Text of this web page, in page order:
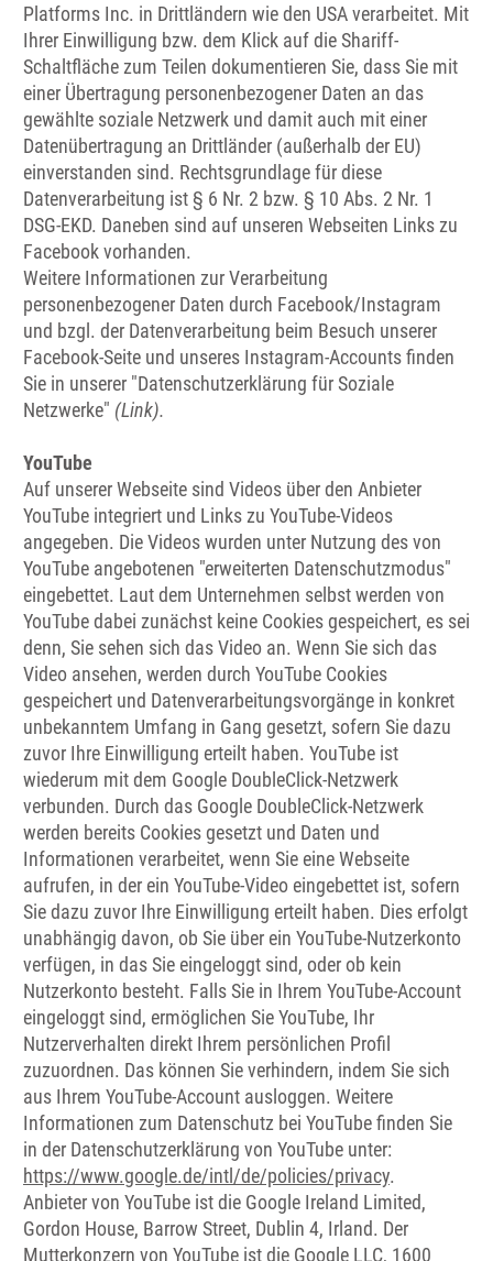
Platforms Inc. in Drittländern wie den USA verarbeitet. Mit
Ihrer Einwilligung bzw. dem Klick auf die Shariff-
Schaltfläche zum Teilen dokumentieren Sie, dass Sie mit
einer Übertragung personenbezogener Daten an das
gewählte soziale Netzwerk und damit auch mit einer
Datenübertragung an Drittländer (außerhalb der EU)
einverstanden sind. Rechtsgrundlage für diese
Datenverarbeitung ist § 6 Nr. 2 bzw. § 10 Abs. 2 Nr. 1
DSG-EKD. Daneben sind auf unseren Webseiten Links zu
Facebook vorhanden.
Weitere Informationen zur Verarbeitung
personenbezogener Daten durch Facebook/Instagram
und bzgl. der Datenverarbeitung beim Besuch unserer
Facebook-Seite und unseres Instagram-Accounts finden
Sie in unserer "Datenschutzerklärung für Soziale
Netzwerke" (Link).
YouTube
Auf unserer Webseite sind Videos über den Anbieter
YouTube integriert und Links zu YouTube-Videos
angegeben. Die Videos wurden unter Nutzung des von
YouTube angebotenen "erweiterten Datenschutzmodus"
eingebettet. Laut dem Unternehmen selbst werden von
YouTube dabei zunächst keine Cookies gespeichert, es sei
denn, Sie sehen sich das Video an. Wenn Sie sich das
Video ansehen, werden durch YouTube Cookies
gespeichert und Datenverarbeitungsvorgänge in konkret
unbekanntem Umfang in Gang gesetzt, sofern Sie dazu
zuvor Ihre Einwilligung erteilt haben. YouTube ist
wiederum mit dem Google DoubleClick-Netzwerk
verbunden. Durch das Google DoubleClick-Netzwerk
werden bereits Cookies gesetzt und Daten und
Informationen verarbeitet, wenn Sie eine Webseite
aufrufen, in der ein YouTube-Video eingebettet ist, sofern
Sie dazu zuvor Ihre Einwilligung erteilt haben. Dies erfolgt
unabhängig davon, ob Sie über ein YouTube-Nutzerkonto
verfügen, in das Sie eingeloggt sind, oder ob kein
Nutzerkonto besteht. Falls Sie in Ihrem YouTube-Account
eingeloggt sind, ermöglichen Sie YouTube, Ihr
Nutzerverhalten direkt Ihrem persönlichen Profil
zuzuordnen. Das können Sie verhindern, indem Sie sich
aus Ihrem YouTube-Account ausloggen. Weitere
Informationen zum Datenschutz bei YouTube finden Sie
in der Datenschutzerklärung von YouTube unter:
https://www.google.de/intl/de/policies/privacy.
Anbieter von YouTube ist die Google Ireland Limited,
Gordon House, Barrow Street, Dublin 4, Irland. Der
Mutterkonzern von YouTube ist die Google LLC, 1600